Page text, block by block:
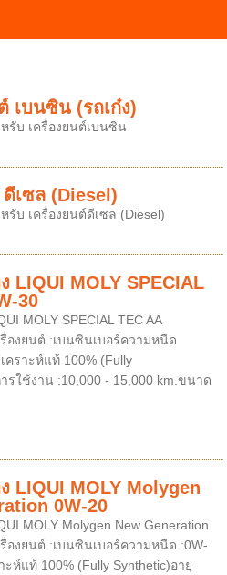
เบนซิน (รถเก๋ง)
รับ เครื่องยนต์เบนซิน
เซล (Diesel)
รับ เครื่องยนต์ดีเซล (Diesel)
LIQUI MOLY SPECIAL
30
MOLY SPECIAL TEC AA
องยนต์ :เบนซินเบอร์ความหนืด
คราะห์แท้ 100% (Fully
รใช้งาน :10,000 - 15,000 km.ขนาด
LIQUI MOLY Molygen
0W-20
MOLY Molygen New Generation
องยนต์ :เบนซินเบอร์ความหนืด :0W-
ะห์แท้ 100% (Fully Synthetic)อายุ